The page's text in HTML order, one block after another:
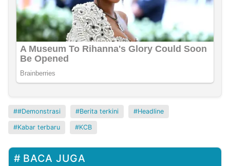
#Demonstrasi Berita terkini Headline
Kabar terbaru KCB
BACA JUGA